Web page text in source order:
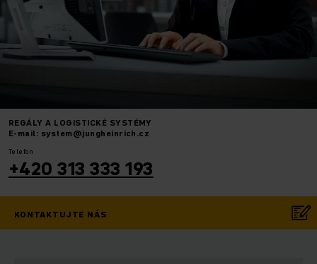
REGÁLY A LOGISTICKÉ SYSTÉMY
E-mail: system@jungheinrich.cz
Telefon
+420 313 333 193
KONTAKTUJTE NÁS